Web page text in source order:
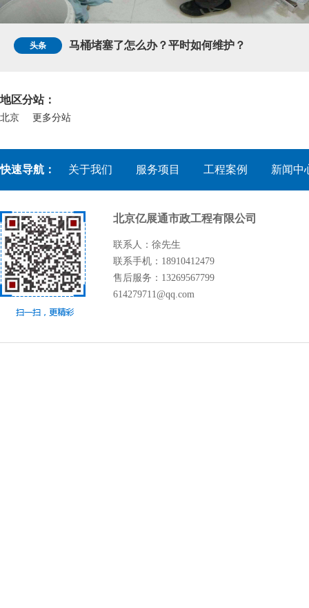
马桶堵塞了怎么办？平时如何维护？
地区分站：
北京 更多分站
快速导航： 关于我们 服务项目 工程案例 新闻中
北京亿展通市政工程有限公司
联系人：徐先生
联系手机：18910412479
售后服务：13269567799
614279711@qq.com